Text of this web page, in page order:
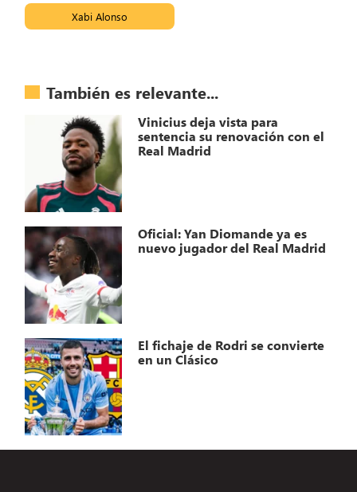
Xabi Alonso
También es relevante...
Vinicius deja vista para
sentencia su renovación con el
Real Madrid
Oficial: Yan Diomande ya es
nuevo jugador del Real Madrid
El fichaje de Rodri se convierte
en un Clásico